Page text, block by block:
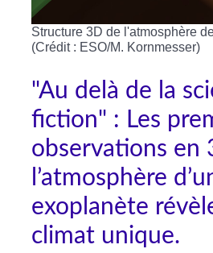
Structure 3D de l'atmosphère
(Crédit : ESO/M. Kornmesser)
"Au delà de la
fiction" : Les
observations en
l’atmosphère
exoplanète
climat unique.